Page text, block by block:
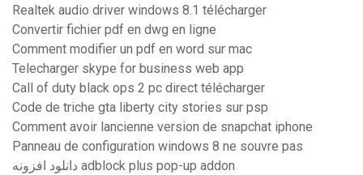
Realtek audio driver windows 8.1 télécharger
Convertir fichier pdf en dwg en ligne
Comment modifier un pdf en word sur mac
Telecharger skype for business web app
Call of duty black ops 2 pc direct télécharger
Code de triche gta liberty city stories sur psp
Comment avoir lancienne version de snapchat iphone
Panneau de configuration windows 8 ne souvre pas
دانلود افزونه adblock plus pop-up addon